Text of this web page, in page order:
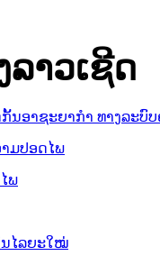
າວເຊີດ
ອາຊະຍາກຳ ທາງລະບົບ
ມປອດໄພ
ພ
ນໄລຍະໃໝ່